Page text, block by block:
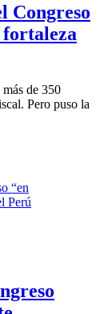
Congreso
de 350
Pero puso la